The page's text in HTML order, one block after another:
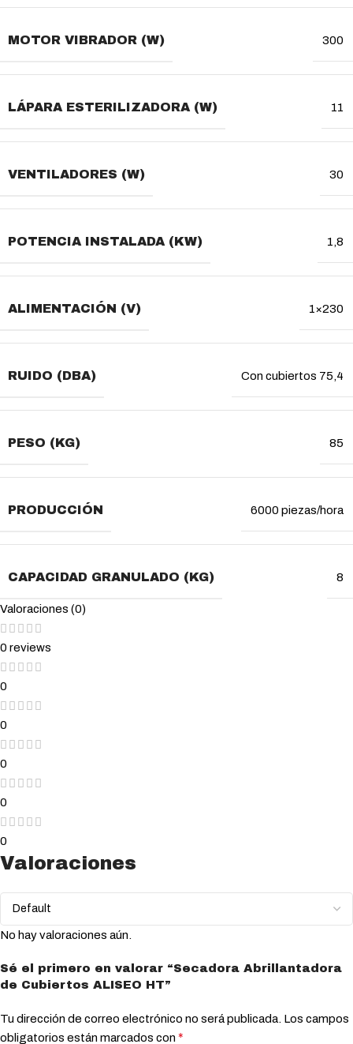
MOTOR VIBRADOR (W) 300
LÁPARA ESTERILIZADORA (W) 11
VENTILADORES (W) 30
POTENCIA INSTALADA (KW) 1,8
ALIMENTACIÓN (V) 1×230
RUIDO (DBA) Con cubiertos 75,4
PESO (KG) 85
PRODUCCIÓN 6000 piezas/hora
CAPACIDAD GRANULADO (KG) 8
Valoraciones (0)
0 reviews
0
0
0
0
0
Valoraciones
No hay valoraciones aún.
Sé el primero en valorar “Secadora Abrillantadora
de Cubiertos ALISEO HT”
Tu dirección de correo electrónico no será publicada. Los campos
obligatorios están marcados con *